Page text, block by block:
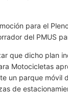
para el
del PMUS
que dicho plan
Motocicletas
un parque móvil
de